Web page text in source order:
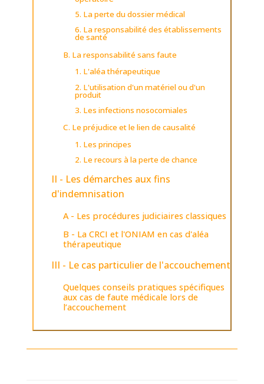
5. La perte du dossier médical
6. La responsabilité des établissements
de santé
B. La responsabilité sans faute
1. L'aléa thérapeutique
2. L'utilisation d'un matériel ou d'un
produit
3. Les infections nosocomiales
C. Le préjudice et le lien de causalité
1. Les principes
2. Le recours à la perte de chance
II - Les démarches aux fins
d'indemnisation
A - Les procédures judiciaires classiques
B - La CRCI et l'ONIAM en cas d'aléa
thérapeutique
III - Le cas particulier de l'accouchement
Quelques conseils pratiques spécifiques
aux cas de faute médicale lors de
l’accouchement